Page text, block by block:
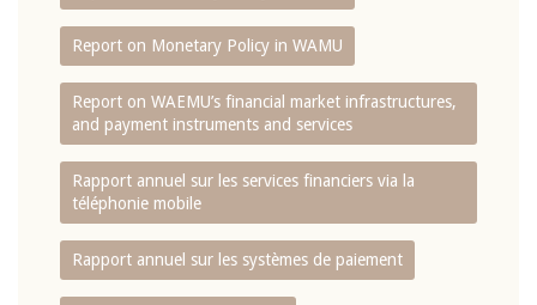
Report on Monetary Policy in WAMU
Report on WAEMU’s financial market infrastructures,
and payment instruments and services
Rapport annuel sur les services financiers via la
téléphonie mobile
Rapport annuel sur les systèmes de paiement